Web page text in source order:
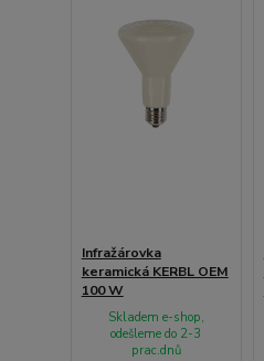
Infražárovka
keramická KERBL OEM
100 W
Skladem e-shop,
odešleme do 2-3
prac.dnů